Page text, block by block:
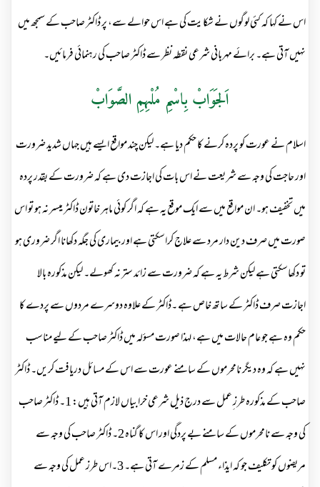
اس نے کہا کہ کئی لوگوں نے شکا یت کی ہے اس حوالے سے، پر ڈاکٹر صاحب کے سمجھ میں
نہیں آتی ہے۔ برائے مہربانی شرعی نقطہ نظر سے ڈاکٹر صاحب کی رہنمائی فرمائیں۔
اَلجَوَابْ بِاسْمِ مُلْہِمِ الصَّوَابْ
اسلام نے عورت کو پردہ کرنے کا حکم دیا ہے۔ لیکن چند مواقع ایسے ہیں جہاں شدید ضرورت
اور حاجت کی وجہ سے شریعت نے اس بات کی اجازت دی ہے کہ ضرورت کے بقدر پردہ
میں تخفیف ہو۔ ان مواقع میں سے ایک موقع یہ ہے کہ اگر کوئی ماہر خاتون ڈاکٹر میسر نہ ہو تو اس
صورت میں صرف دین دار مرد سے علاج کراسکتی ہے اور بیماری کی جگہ دکھانا اگر ضروری ہو
تو دکھاسکتی ہے لیکن شرط یہ ہے کہ ضرورت سے زائد ستر نہ کھولے۔ لیکن مذکورہ بالا
اجازت صرف ڈاکٹر کے ساتھ خاص ہے ۔ڈاکٹر کے علاوہ دوسرے مردوں سے پردے کا
حکم وہ ہے جو عام حالات میں ہے، لہذا صورت مسؤلہ میں ڈاکٹر صاحب کے لیے مناسب
نہیں ہے کہ وہ دیگر نامحرموں کے سامنے عورت سے اس کے مسائل دریافت کریں۔ ڈاکٹر
صاحب کے مذکورہ طرز ِعمل سے درج ذیل شرعی خرابیاں لازم آتی ہیں: 1۔ ڈاکٹر صاحب
کی وجہ سے نامحرموں کے سامنے بے پردگی اور اس کا گناہ 2۔ ڈاکٹر صاحب کی وجہ سے
مریضوں کو تکلیف جو کہ ایذاء مسلم کے زمرے آتی ہے۔ 3۔اس طرز عمل کی وجہ سے